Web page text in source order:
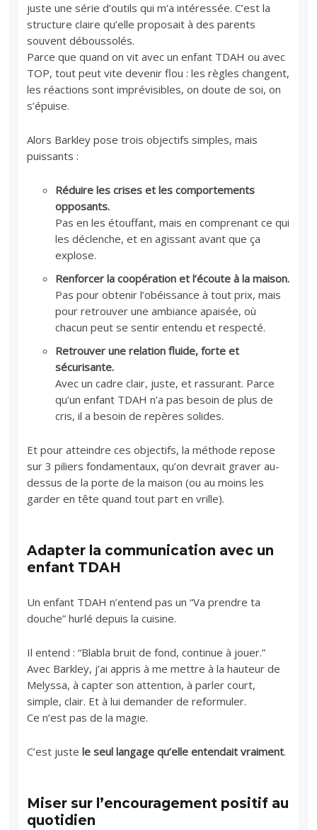
juste une série d’outils qui m’a intéressée. C’est la
structure claire qu’elle proposait à des parents
souvent déboussolés.
Parce que quand on vit avec un enfant TDAH ou avec
TOP, tout peut vite devenir flou : les règles changent,
les réactions sont imprévisibles, on doute de soi, on
s’épuise.
Alors Barkley pose trois objectifs simples, mais
puissants :
Réduire les crises et les comportements
opposants.
Pas en les étouffant, mais en comprenant ce qui
les déclenche, et en agissant avant que ça
explose.
Renforcer la coopération et l’écoute à la maison.
Pas pour obtenir l’obéissance à tout prix, mais
pour retrouver une ambiance apaisée, où
chacun peut se sentir entendu et respecté.
Retrouver une relation fluide, forte et
sécurisante.
Avec un cadre clair, juste, et rassurant. Parce
qu’un enfant TDAH n’a pas besoin de plus de
cris, il a besoin de repères solides.
Et pour atteindre ces objectifs, la méthode repose
sur 3 piliers fondamentaux, qu’on devrait graver au-
dessus de la porte de la maison (ou au moins les
garder en tête quand tout part en vrille).
Adapter la communication avec un
enfant TDAH
Un enfant TDAH n’entend pas un “Va prendre ta
douche” hurlé depuis la cuisine.
Il entend : “Blabla bruit de fond, continue à jouer.”
Avec Barkley, j’ai appris à me mettre à la hauteur de
Melyssa, à capter son attention, à parler court,
simple, clair. Et à lui demander de reformuler.
Ce n’est pas de la magie.
C’est justele seul langage qu’elle entendait vraiment.
Miser sur l’encouragement positif au
quotidien